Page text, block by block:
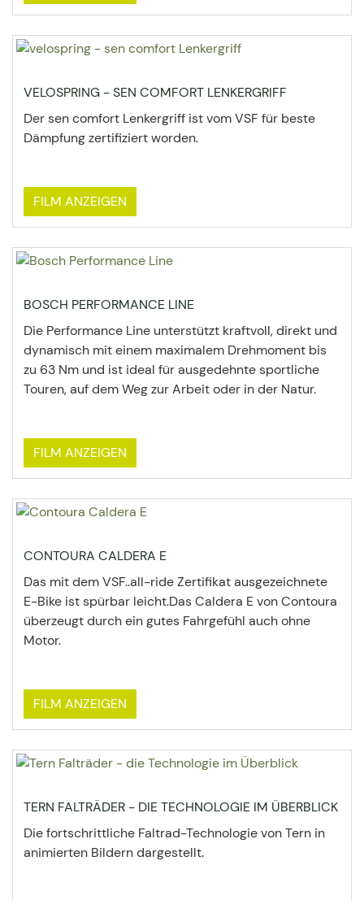
VELOSPRING - SEN COMFORT LENKERGRIFF
Der sen comfort Lenkergriff ist vom VSF für beste
Dämpfung zertifiziert worden.
FILM ANZEIGEN
BOSCH PERFORMANCE LINE
Die Performance Line unterstützt kraftvoll, direkt und
dynamisch mit einem maximalem Drehmoment bis
zu 63 Nm und ist ideal für ausgedehnte sportliche
Touren, auf dem Weg zur Arbeit oder in der Natur.
FILM ANZEIGEN
CONTOURA CALDERA E
Das mit dem VSF..all-ride Zertifikat ausgezeichnete
E-Bike ist spürbar leicht.Das Caldera E von Contoura
überzeugt durch ein gutes Fahrgefühl auch ohne
Motor.
FILM ANZEIGEN
TERN FALTRÄDER - DIE TECHNOLOGIE IM ÜBERBLICK
Die fortschrittliche Faltrad-Technologie von Tern in
animierten Bildern dargestellt.